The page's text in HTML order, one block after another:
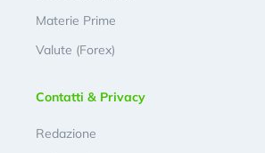
Materie Prime
Valute (Forex)
Contatti & Privacy
Redazione